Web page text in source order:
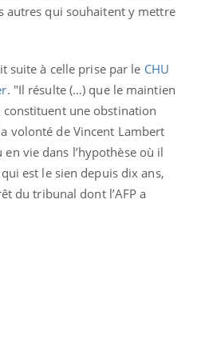
autres qui souhaitent y mettre
suite à celle prise par le CHU
. "Il résulte (…) que le maintien
une obstination
volonté de Vincent Lambert
vie dans l’hypothèse où il
est le sien depuis dix ans,
du tribunal dont l’AFP a